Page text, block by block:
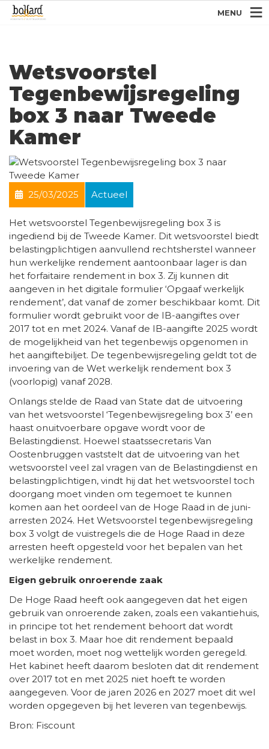
MENU
Wetsvoorstel
Tegenbewijsregeling
box 3 naar Tweede
Kamer
25/03/2025 Actueel
Het wetsvoorstel Tegenbewijsregeling box 3 is
ingediend bij de Tweede Kamer. Dit wetsvoorstel biedt
belastingplichtigen aanvullend rechtsherstel wanneer
hun werkelijke rendement aantoonbaar lager is dan
het forfaitaire rendement in box 3. Zij kunnen dit
aangeven in het digitale formulier ‘Opgaaf werkelijk
rendement’, dat vanaf de zomer beschikbaar komt. Dit
formulier wordt gebruikt voor de IB-aangiftes over
2017 tot en met 2024. Vanaf de IB-aangifte 2025 wordt
de mogelijkheid van het tegenbewijs opgenomen in
het aangiftebiljet. De tegenbewijsregeling geldt tot de
invoering van de Wet werkelijk rendement box 3
(voorlopig) vanaf 2028.
Onlangs stelde de Raad van State dat de uitvoering
van het wetsvoorstel ‘Tegenbewijsregeling box 3’ een
haast onuitvoerbare opgave wordt voor de
Belastingdienst. Hoewel staatssecretaris Van
Oostenbruggen vaststelt dat de uitvoering van het
wetsvoorstel veel zal vragen van de Belastingdienst en
belastingplichtigen, vindt hij dat het wetsvoorstel toch
doorgang moet vinden om tegemoet te kunnen
komen aan het oordeel van de Hoge Raad in de juni-
arresten 2024. Het Wetsvoorstel tegenbewijsregeling
box 3 volgt de vuistregels die de Hoge Raad in deze
arresten heeft opgesteld voor het bepalen van het
werkelijke rendement.
Eigen gebruik onroerende zaak
De Hoge Raad heeft ook aangegeven dat het eigen
gebruik van onroerende zaken, zoals een vakantiehuis,
in principe tot het rendement behoort dat wordt
belast in box 3. Maar hoe dit rendement bepaald
moet worden, moet nog wettelijk worden geregeld.
Het kabinet heeft daarom besloten dat dit rendement
over 2017 tot en met 2025 niet hoeft te worden
aangegeven. Voor de jaren 2026 en 2027 moet dit wel
worden opgegeven bij het leveren van tegenbewijs.
Bron: Fiscount